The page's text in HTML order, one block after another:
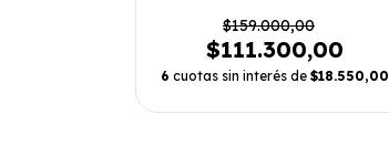
$159.000,00
$111.300,00
6 cuotas sin interés de $18.550,00